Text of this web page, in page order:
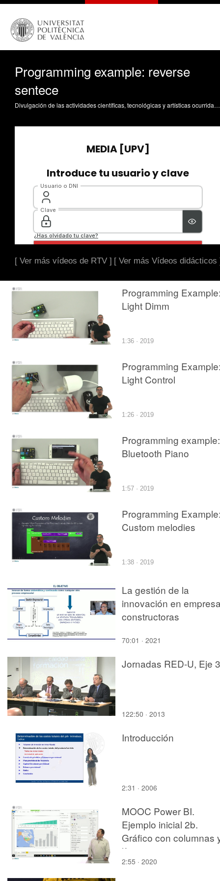
Programming example: reverse
sentece
Divulgación de las actividades científicas, tecnológicas y artísticas ocurridas en los tres campus de la UPV
[ Ver más vídeos de RTV ] [ Ver más Vídeos didácticos
Programming
Light Dimm
1:36 · 2019
Programming
Light Control
1:26 · 2019
Programming example:
Bluetooth Piano
1:57 · 2019
Programming
Custom melodies
1:38 · 2019
La gestión de la
innovación en
constructoras
70:01 · 2021
Jornadas RED-U, Eje 3
122:50 · 2013
Introducción
2:31 · 2006
MOOC Power BI.
Ejemplo inicial 2b.
Gráfico con columnas
líneas
2:55 · 2020